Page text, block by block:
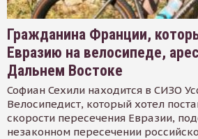
Гражданина Франции,
Евразию на велосипеде,
Дальнем Востоке
Софиан Сехили находится в СИЗО
Велосипедист, который хотел
скорости пересечения Евразии,
незаконном пересечении